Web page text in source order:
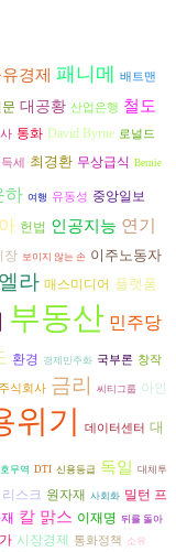
경제 패니메 배트맨
대공황 산업은행 철도
통화 David Byrne 로널드
세 최경환 무상급식 Bernie
하 여행 유동성 중앙일보
헌법 인공지능 연기
장 보이지 않는 손 이주노동자
라 매스미디어 플랫폼
부동산 민주당
환경 경제민주화 국부론 창작
식회사 금리 씨티그룹 아인
위기 데이터센터 대
무역 DTI 신용등급 독일 대체투
리스크 원자재 사회화 밀턴 프
칼 맑스 이재명 뒤를 돌아
시장경제 통화정책 소유